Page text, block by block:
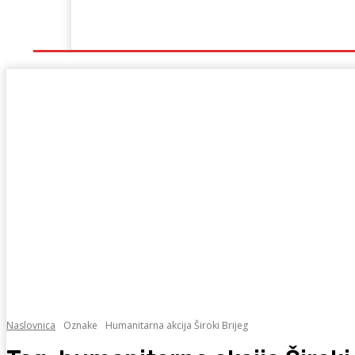
Naslovnica Oznake Humanitarna akcija Široki Brijeg